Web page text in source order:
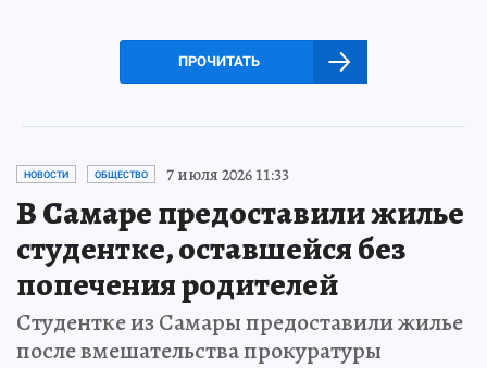
ПРОЧИТАТЬ
НОВОСТИ ОБЩЕСТВО 7 июля 2026 11:33
В Самаре предоставили жилье
студентке, оставшейся без
попечения родителей
Студентке из Самары предоставили жилье
после вмешательства прокуратуры